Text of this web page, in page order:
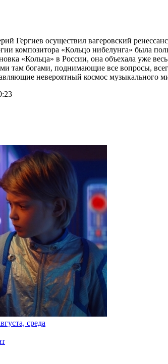
Гергиев осуществил вагеровский
композитора «Кольцо нибелунга» была
«Кольца» в России, она объехала уже
там богами, поднимающие все вопросы,
невероятный космос музыкального
среда